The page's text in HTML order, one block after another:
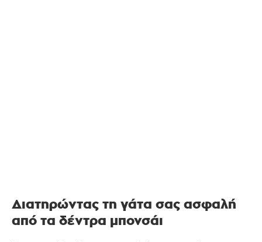
Διατηρώντας τη γάτα σας ασφαλή
από τα δέντρα μπονσάι